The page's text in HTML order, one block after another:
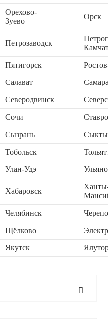
Орехово-
Зуево
Орск
Петрозаводск
Пятигорск
Салават Самара
Северодвинск
Сочи
Сызрань
Тобольск
Улан-Удэ
Хабаровск
Челябинск
Щёлково
Якутск